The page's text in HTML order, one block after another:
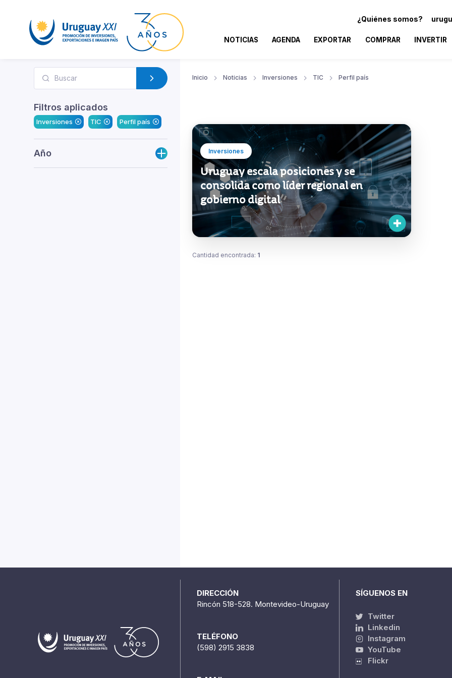
¿Quiénes somos?
NOTICIAS AGENDA EXPORTAR COMPRAR INVERTIR
Filtros aplicados
Inversiones TIC Perfil país
Año
Inicio Noticias Inversiones TIC Perfil país
Inversiones
Uruguay escala posiciones y se
consolida como líder regional en
gobierno digital
Cantidad encontrada: 1
DIRECCIÓN
Rincón 518-528. Montevideo-Uruguay
TELÉFONO
(598) 2915 3838
SÍGUENOS EN
Twitter
Linkedin
Instagram
YouTube
Flickr